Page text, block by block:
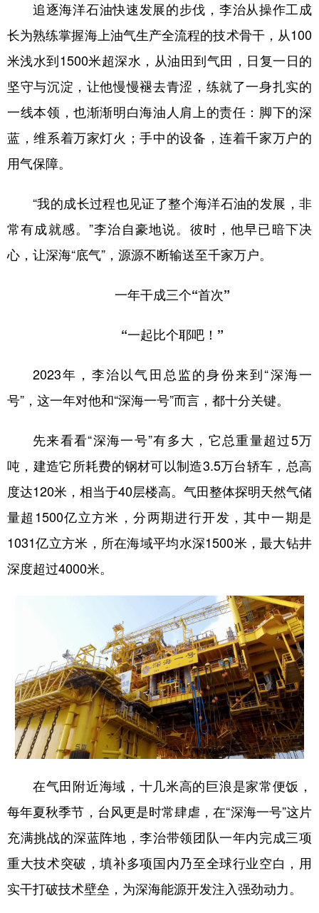
追逐海洋石油快速发展的步伐，李治从操作工成
长为熟练掌握海上油气生产全流程的技术骨干，从100
米浅水到1500米超深水，从油田到气田，日复一日的
坚守与沉淀，让他慢慢褪去青涩，练就了一身扎实的
一线本领，也渐渐明白海油人肩上的责任：脚下的深
蓝，维系着万家灯火；手中的设备，连着千家万户的
用气保障。
“我的成长过程也见证了整个海洋石油的发展，非
常有成就感。”李治自豪地说。彼时，他早已暗下决
心，让深海“底气”，源源不断输送至千家万户。
一年干成三个“首次”
“一起比个耶吧！”
2023年，李治以气田总监的身份来到“深海一
号”，这一年对他和“深海一号”而言，都十分关键。
先来看看“深海一号”有多大，它总重量超过5万
吨，建造它所耗费的钢材可以制造3.5万台轿车，总高
度达120米，相当于40层楼高。气田整体探明天然气储
量超1500亿立方米，分两期进行开发，其中一期是
1031亿立方米，所在海域平均水深1500米，最大钻井
深度超过4000米。
在气田附近海域，十几米高的巨浪是家常便饭，
每年夏秋季节，台风更是时常肆虐，在“深海一号”这片
充满挑战的深蓝阵地，李治带领团队一年内完成三项
重大技术突破，填补多项国内乃至全球行业空白，用
实干打破技术壁垒，为深海能源开发注入强劲动力。